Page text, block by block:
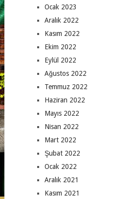
Ocak 2023
Aralık 2022
Kasım 2022
Ekim 2022
Eylül 2022
Ağustos 2022
Temmuz 2022
Haziran 2022
Mayıs 2022
Nisan 2022
Mart 2022
Şubat 2022
Ocak 2022
Aralık 2021
Kasım 2021